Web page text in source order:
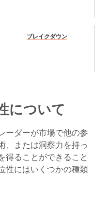
ブレイクダウン
について
ーダーが市場で他の参
、または洞察力を持っ
得ることができること
性にはいくつかの種類